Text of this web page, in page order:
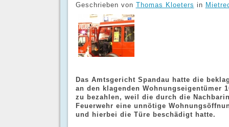
Geschrieben von Thomas Kloeters in
Das Amtsgericht Spandau hatte die
an den klagenden Wohnungseigentümer
zu bezahlen, weil die durch die
Feuerwehr eine unnötige
und hierbei die Türe beschädigt hatte.